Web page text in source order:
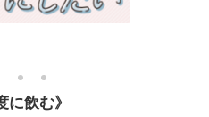
3 4
に飲む》